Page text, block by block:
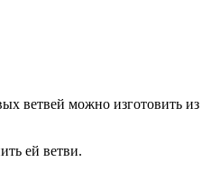
ветвей можно изготовить из
ей ветви.